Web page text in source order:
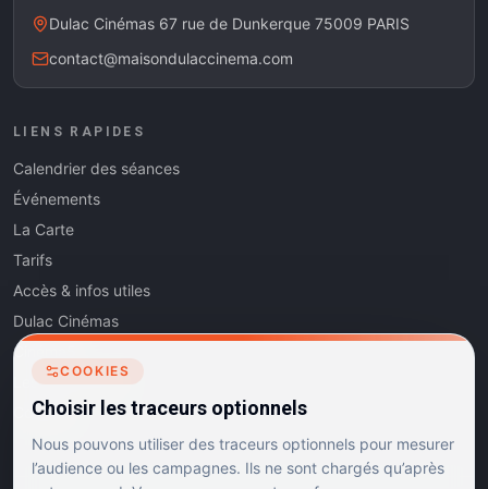
Dulac Cinémas 67 rue de Dunkerque 75009 PARIS
contact@maisondulaccinema.com
LIENS RAPIDES
Calendrier des séances
Événements
La Carte
Tarifs
Accès & infos utiles
Dulac Cinémas
Cinéma5
Les Dits de l'Art
Contact
COOKIES
Choisir les traceurs optionnels
Nous pouvons utiliser des traceurs optionnels pour mesurer
l’audience ou les campagnes. Ils ne sont chargés qu’après